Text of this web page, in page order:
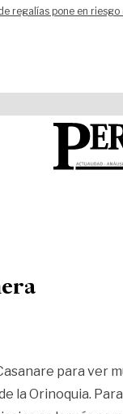
regalías pone en
para ver
la Orinoquia.